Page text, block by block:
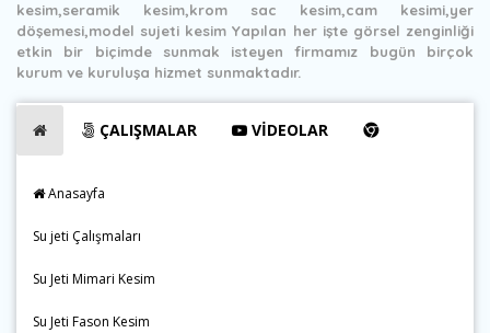
kesim,seramik kesim,krom sac kesim,cam kesimi,yer
döşemesi,model sujeti kesim Yapılan her işte görsel zenginliği
etkin bir biçimde sunmak isteyen firmamız bugün birçok
kurum ve kuruluşa hizmet sunmaktadır.
ÇALIŞMALAR VİDEOLAR
Anasayfa
Su jeti Çalışmaları
Su Jeti Mimari Kesim
Su Jeti Fason Kesim